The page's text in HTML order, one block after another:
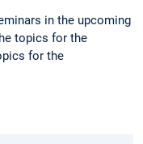
in the upcoming
topics for the
for the